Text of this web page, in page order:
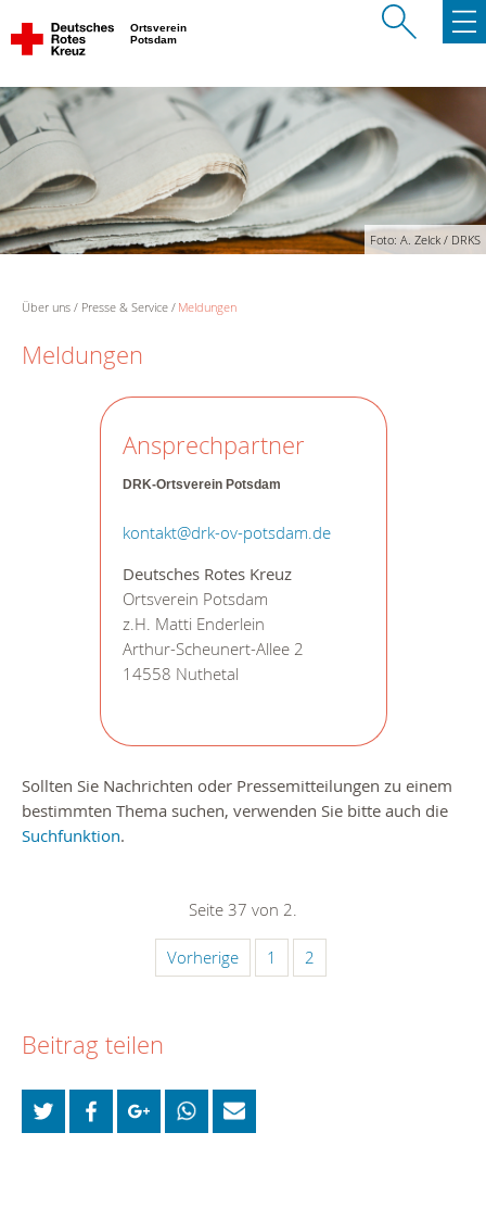
Ortsverein
Potsdam
Foto: A. Zelck / DRKS
Über uns Presse & Service Meldungen
Meldungen
Ansprechpartner
DRK-Ortsverein Potsdam
kontakt@drk-ov-potsdam.de
Deutsches Rotes Kreuz
Ortsverein Potsdam
z.H. Matti Enderlein
Arthur-Scheunert-Allee 2
14558 Nuthetal
Sollten Sie Nachrichten oder Pressemitteilungen zu einem
bestimmten Thema suchen, verwenden Sie bitte auch die
Suchfunktion.
Seite 37 von 2.
Vorherige 1 2
Beitrag teilen